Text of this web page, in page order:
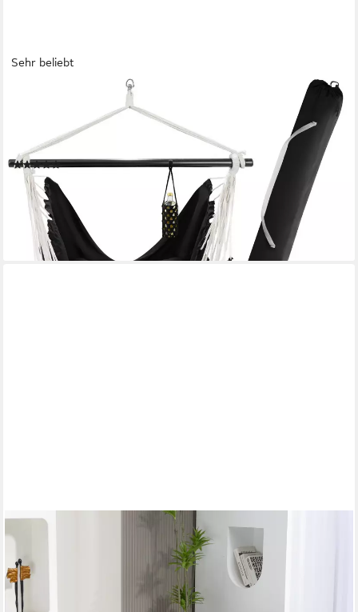
Sehr beliebt
Hängesessel Hängeschaukel, Belastbarkeit 150 kg, ca. 100 x 150
x 150 cm (Hängestuhl Malika, in Schwarz), dicke Kissen, mit
Bücherfach & Flaschenhalterung, inkl. Tragetasche
(25)
32,99 €
-33%
lieferbar - in 2-3 Werktagen bei dir
Relaxsessel Indoor & Outdoor Sitzsack bean bag sofa mit hohen
Rücken,Lazy Sofa (Lazy Sofa mit hohem Rücken und 3 Kissen –
Ergonomischer Sitzsack für Erwachsene & Kinder, Chenille-Stoff,
für Wohnzimmer, Büro & Schlafzimmer, Komfortabler Lounger,